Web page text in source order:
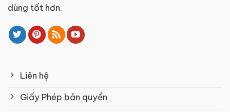
dùng tốt hơn.
Liên hệ
Giấy Phép bản quyền